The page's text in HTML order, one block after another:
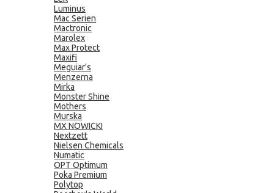
Luminus
Mac Serien
Mactronic
Marolex
Max Protect
Maxifi
Meguiar's
Menzerna
Mirka
Monster Shine
Mothers
Murska
MX NOWICKI
Nextzett
Nielsen Chemicals
Numatic
OPT Optimum
Poka Premium
Polytop